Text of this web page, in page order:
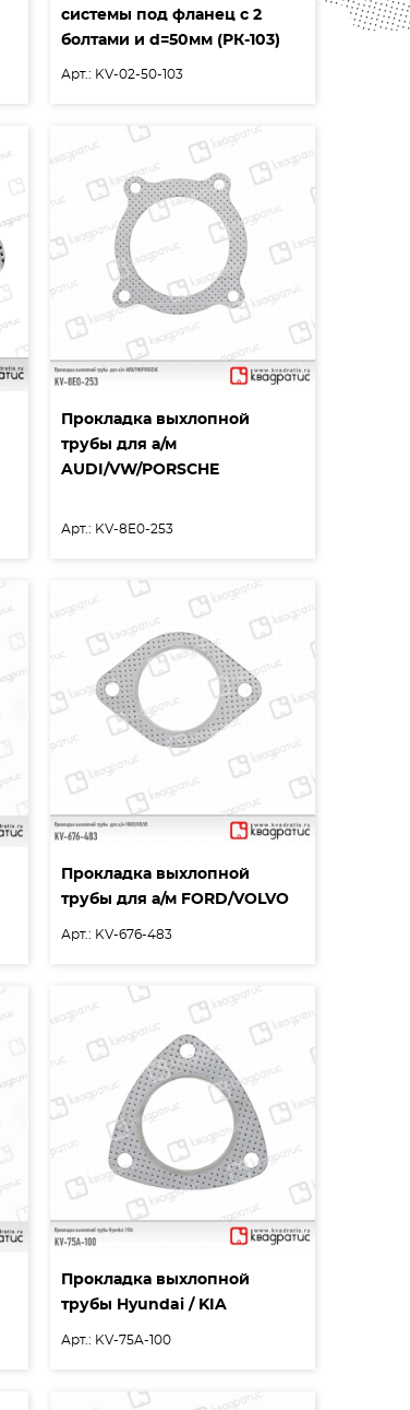
системы под фланец с 2
болтами и d=50мм (РК-103)
Арт.: KV-02-50-103
Прокладка выхлопной
трубы для а/м
AUDI/VW/PORSCHE
Арт.: KV-8E0-253
Прокладка выхлопной
трубы для а/м FORD/VOLVO
Арт.: KV-676-483
Прокладка выхлопной
трубы Hyundai / KIA
Арт.: KV-75A-100